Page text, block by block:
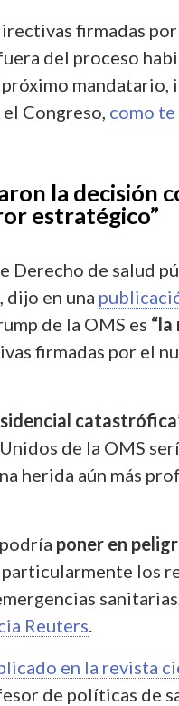
firmadas
del proceso
mandatario,
Congreso, como te
la decisión
estratégico”
Derecho de salud
en una
de la OMS es
firmadas por el
catastrófica
de la OMS
herida aún más
poner en
particularmente los
sanitarias,
Reuters
en la revista
de políticas de